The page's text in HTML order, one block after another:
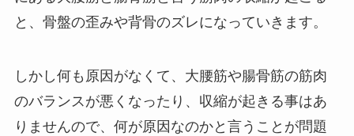
と、骨盤の歪みや背骨のズレになっていきます。
しかし何も原因がなくて、大腰筋や腸骨筋の筋肉
のバランスが悪くなったり、収縮が起きる事はあ
りませんので、何が原因なのかと言うことが問題